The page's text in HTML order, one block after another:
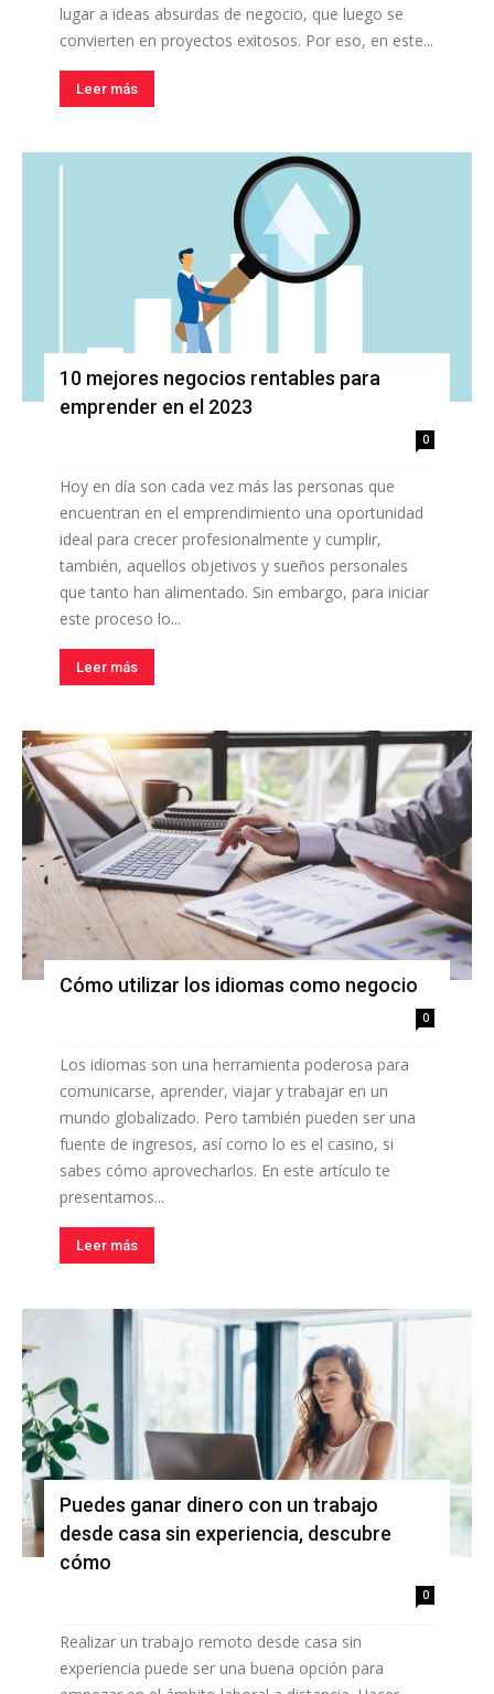
lugar a ideas absurdas de negocio, que luego se
convierten en proyectos exitosos. Por eso, en este...
Leer más
10 mejores negocios rentables para
emprender en el 2023
0
Hoy en día son cada vez más las personas que
encuentran en el emprendimiento una oportunidad
ideal para crecer profesionalmente y cumplir,
también, aquellos objetivos y sueños personales
que tanto han alimentado. Sin embargo, para iniciar
este proceso lo...
Leer más
Cómo utilizar los idiomas como negocio
0
Los idiomas son una herramienta poderosa para
comunicarse, aprender, viajar y trabajar en un
mundo globalizado. Pero también pueden ser una
fuente de ingresos, así como lo es el casino, si
sabes cómo aprovecharlos. En este artículo te
presentamos...
Leer más
Puedes ganar dinero con un trabajo
desde casa sin experiencia, descubre
cómo
0
Realizar un trabajo remoto desde casa sin
experiencia puede ser una buena opción para